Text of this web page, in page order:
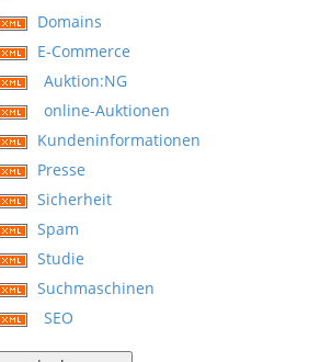
Domains
E-Commerce
Auktion:NG
online-Auktionen
Kundeninformationen
Presse
Sicherheit
Spam
Studie
Suchmaschinen
SEO